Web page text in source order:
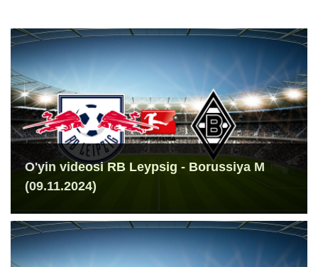
O'yin videosi RB Leypsig - Borussiya M
(09.11.2024)